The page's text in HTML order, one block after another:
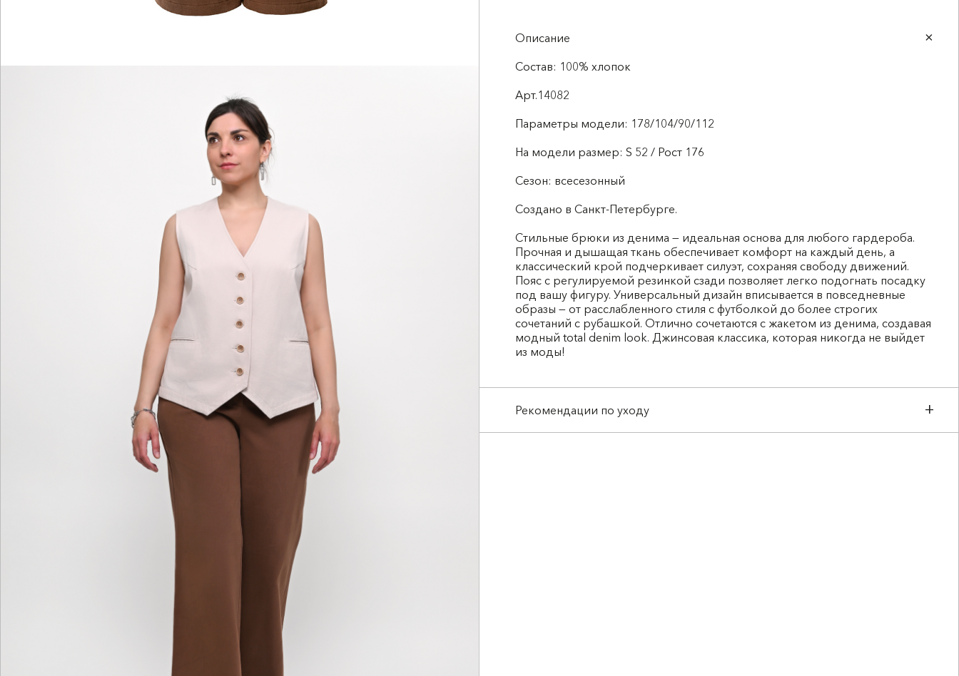
Описание
Состав: 100% хлопок
Арт.14082
Параметры модели: 178/104/90/112
На модели размер: S 52 / Рост 176
Сезон: всесезонный
Создано в Санкт-Петербурге.
Стильные брюки из денима — идеальная основа для любого гардероба.
Прочная и дышащая ткань обеспечивает комфорт на каждый день, а
классический крой подчеркивает силуэт, сохраняя свободу движений.
Пояс с регулируемой резинкой сзади позволяет легко подогнать посадку
под вашу фигуру. Универсальный дизайн вписывается в повседневные
образы — от расслабленного стиля с футболкой до более строгих
сочетаний с рубашкой. Отлично сочетаются с жакетом из денима, создавая
модный total denim look. Джинсовая классика, которая никогда не выйдет
из моды!
Рекомендации по уходу